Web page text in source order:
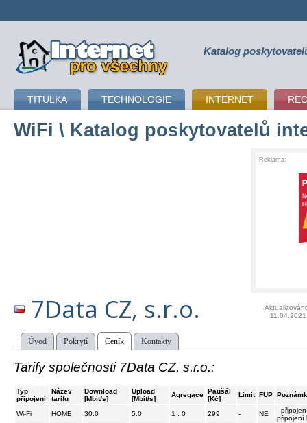
připojení k internetu Katalog
TITULKA TECHNOLOGIE INTERNET
WiFi \ Katalog poskytovatelů
Reklama:
7Data CZ, s.r.o.
11.04.2021
Úvod Pokrytí Ceník Kontakty
Tarify společnosti 7Data CZ, s.r.o.:
Typ
připojení
Název
tarifu
Download
[Mbit/s]
Upload
[Mbit/s]
Agregace Paušál
[Kč]
Limit FUP
Wi-Fi HOME 30.0 5.0 1 : 0 299 - NE
-
připojení